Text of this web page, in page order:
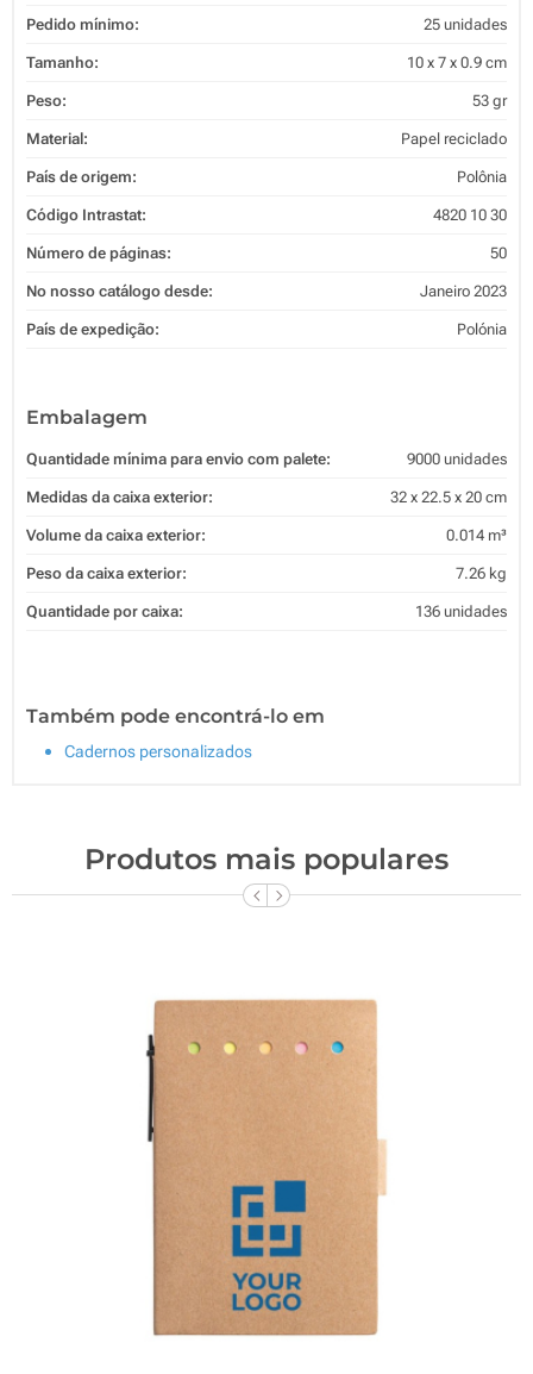
Pedido mínimo: 25 unidades
Tamanho: 10 x 7 x 0.9 cm
Peso: 53 gr
Material: Papel reciclado
País de origem: Polônia
Código Intrastat: 4820 10 30
Número de páginas: 50
No nosso catálogo desde: Janeiro 2023
País de expedição: Polónia
Embalagem
Quantidade mínima para envio com palete: 9000 unidades
Medidas da caixa exterior: 32 x 22.5 x 20 cm
Volume da caixa exterior: 0.014 m³
Peso da caixa exterior: 7.26 kg
Quantidade por caixa: 136 unidades
Também pode encontrá-lo em
Cadernos personalizados
Produtos mais populares